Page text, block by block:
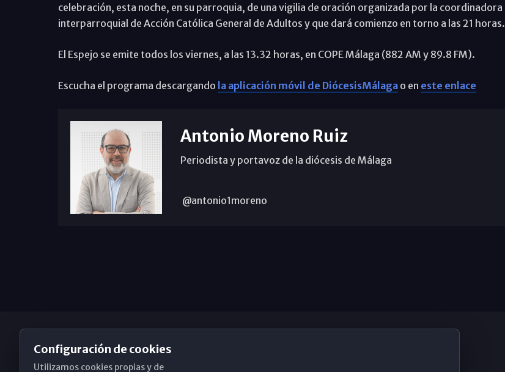
celebración, esta noche, en su parroquia, de una vigilia de oración organizada por la coordinadora
interparroquial de Acción Católica General de Adultos y que dará comienzo en torno a las 21 horas.
El Espejo se emite todos los viernes, a las 13.32 horas, en COPE Málaga (882 AM y 89.8 FM).
Escucha el programa descargando la aplicación móvil de DiócesisMálagao en este enlace
Antonio Moreno Ruiz
Periodista y portavoz de la diócesis de Málaga
@antonio1moreno
Configuración de cookies
Utilizamos cookies propias y de